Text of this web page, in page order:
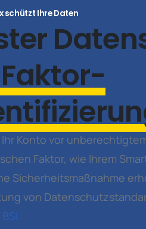
schützt Ihre Daten
Konto vor
Faktor, wie Ihrem
Sicherheitsmaßnahme
von
BSI.